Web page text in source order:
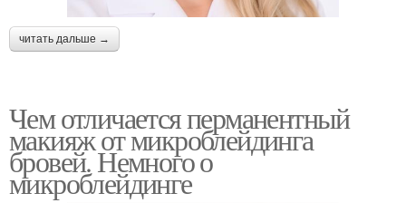
читать дальше →
Чем отличается перманентный
макияж от микроблейдинга
бровей. Немного о
микроблейдинге